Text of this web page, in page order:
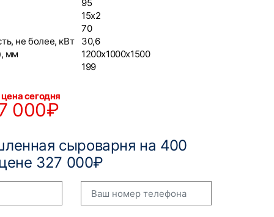
95
15x2
70
не более, кВт
30,6
мм
1200x1000x1500
199
сегодня
000₽
сыроварня на 400
327 000₽